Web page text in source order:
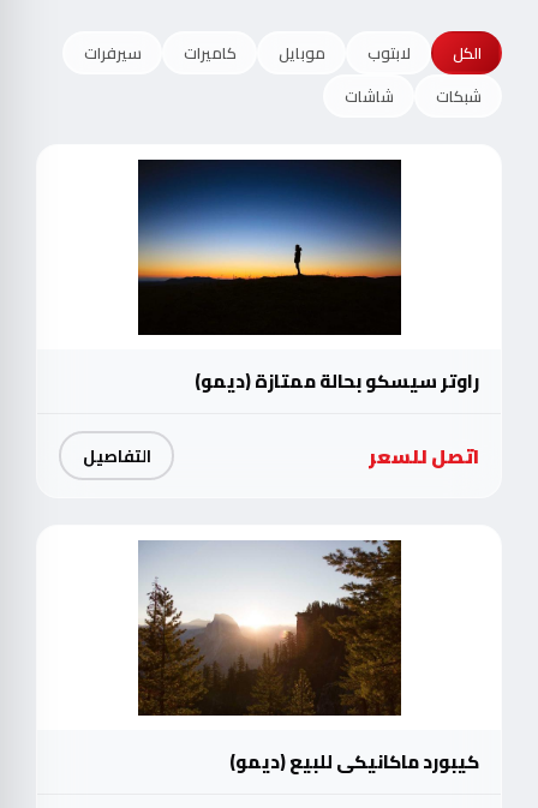
الكل لابتوب موبايل كاميرات
سيرفرات
شبكات
شاشات
راوتر سيسكو بحالة ممتازة (ديمو)
اتصل للسعر التفاصيل
كيبورد ماكانيكي للبيع (ديمو)